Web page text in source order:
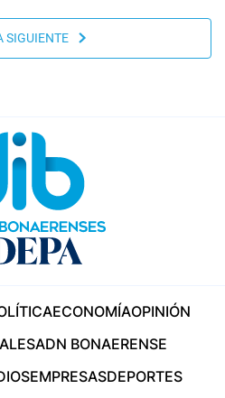
SIGUIENTE
ECONOMÍAOPINIÓN
ADN BONAERENSE
EMPRESASDEPORTES